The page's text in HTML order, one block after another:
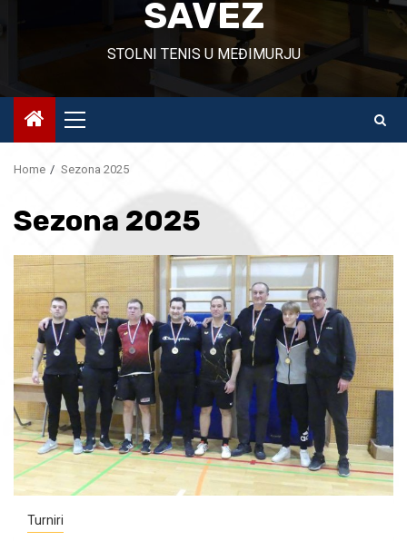
SAVEZ
STOLNI TENIS U MEĐIMURJU
Primary
Menu
Home Sezona 2025
Sezona 2025
Turniri